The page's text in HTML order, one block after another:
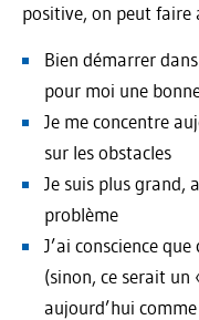
positive, on peut faire
Bien démarrer
pour moi une
Je me concentre
sur les obstacles
Je suis plus grand,
problème
J’ai conscience
(sinon, ce serait
aujourd’hui